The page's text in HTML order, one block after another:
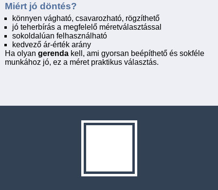
Miért jó döntés?
könnyen vágható, csavarozható, rögzíthető
jó teherbírás a megfelelő méretválasztással
sokoldalúan felhasználható
kedvező ár-érték arány
Ha olyan gerenda kell, ami gyorsan beépíthető és sokféle
munkához jó, ez a méret praktikus választás.